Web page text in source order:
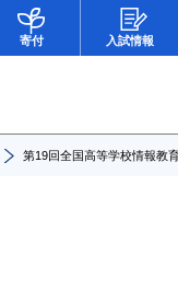
寄付 入試情報
第19回全国高等学校情報教